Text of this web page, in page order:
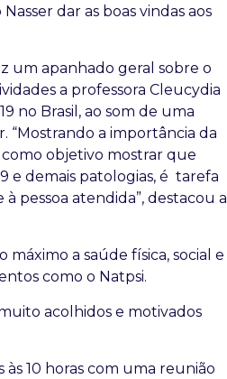
dar as boas vindas aos
um apanhado geral sobre o
a professora Cleucydia
no Brasil, ao som de uma
“Mostrando a importância da
objetivo mostrar que
e demais patologias, é tarefa
pessoa atendida”, destacou a
a saúde física, social e
como o Natpsi.
acolhidos e motivados
10 horas com uma reunião